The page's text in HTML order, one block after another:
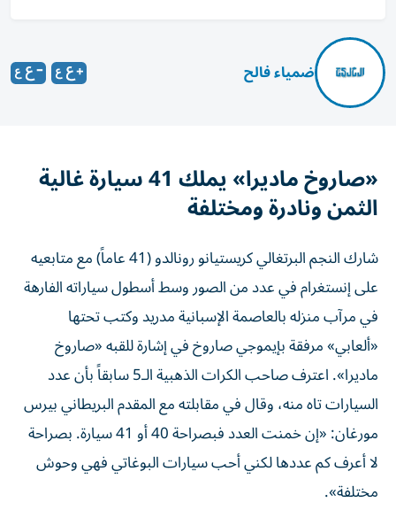
ضمياء فالح
«صاروخ ماديرا» يملك 41 سيارة غالية
الثمن ونادرة ومختلفة
شارك النجم البرتغالي كريستيانو رونالدو (41 عاماً) مع متابعيه
على إنستغرام في عدد من الصور وسط أسطول سياراته الفارهة
في مرآب منزله بالعاصمة الإسبانية مدريد وكتب تحتها
«ألعابي» مرفقة بإيموجي صاروخ في إشارة للقبه «صاروخ
ماديرا». اعترف صاحب الكرات الذهبية الـ5 سابقاً بأن عدد
السيارات تاه منه، وقال في مقابلته مع المقدم البريطاني بيرس
مورغان: «إن خمنت العدد فبصراحة 40 أو 41 سيارة. بصراحة
لا أعرف كم عددها لكني أحب سيارات البوغاتي فهي وحوش
مختلفة».